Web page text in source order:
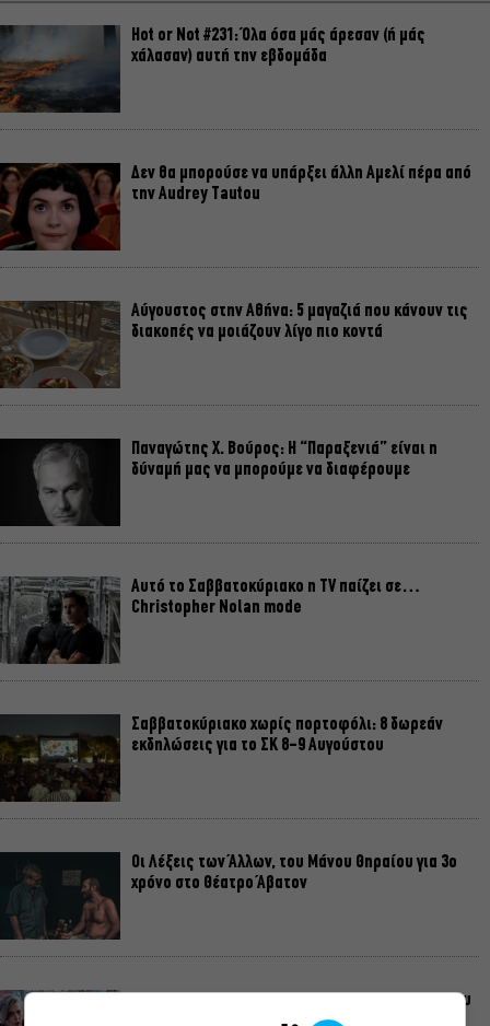
Hot or Not #231: Όλα όσα μάς άρεσαν (ή μάς
χάλασαν) αυτή την εβδομάδα
Δεν θα μπορούσε να υπάρξει άλλη Αμελί πέρα από
την Audrey Tautou
Αύγουστος στην Αθήνα: 5 μαγαζιά που κάνουν τις
διακοπές να μοιάζουν λίγο πιο κοντά
Παναγώτης Χ. Βούρος: Η “Παραξενιά” είναι η
δύναμή μας να μπορούμε να διαφέρουμε
Αυτό το Σαββατοκύριακο η TV παίζει σε…
Christopher Nolan mode
Σαββατοκύριακο χωρίς πορτοφόλι: 8 δωρεάν
εκδηλώσεις για το ΣΚ 8-9 Αυγούστου
Οι Λέξεις των Άλλων, του Μάνου Θηραίου για 3ο
χρόνο στο Θέατρο Άβατον
Δικός σου, Φραντς: Η παράσταση του Αλέξανδρου
Διαμαντή ξανά στην Γερμανόφωνη Ευαγγελική